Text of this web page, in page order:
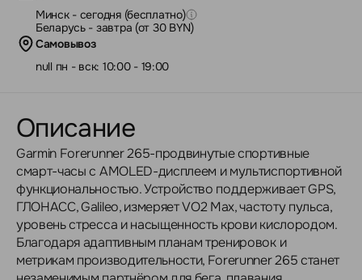
Минск - сегодня (бесплатно)
Беларусь - завтра (от 30 BYN)
Самовывоз
null пн - вск: 10:00 - 19:00
Описание
Garmin Forerunner 265-продвинутые спортивные
смарт-часы с AMOLED-дисплеем и мультиспортивной
функциональностью. Устройство поддерживает GPS,
ГЛОНАСС, Galileo, измеряет VO2 Max, частоту пульса,
уровень стресса и насыщенность крови кислородом.
Благодаря адаптивным планам тренировок и
метрикам производительности, Forerunner 265 станет